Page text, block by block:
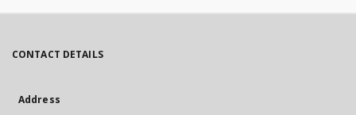
CONTACT DETAILS
Address